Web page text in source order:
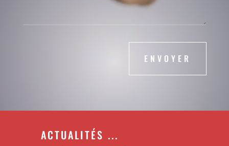
ENVOYER
ACTUALITÉS ...